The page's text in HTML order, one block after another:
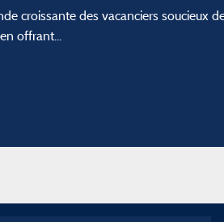
croissante des vacanciers soucieux
offrant...